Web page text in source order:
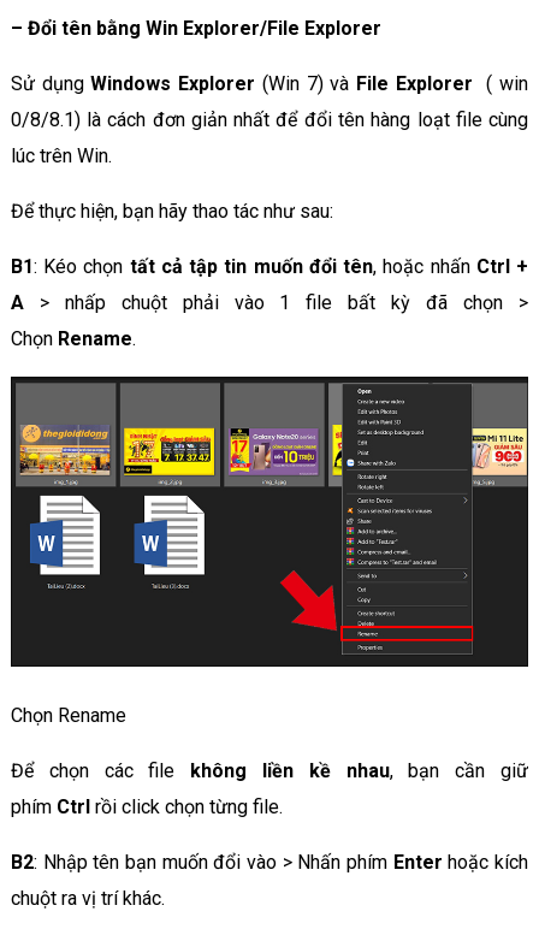
– Đổi tên bằng Win Explorer/File Explorer
Sử dụngWindows Explorer (Win 7) và File Explorer
( win
0/8/8.1) là cách đơn giản nhất để đổi tên hàng loạt file cùng
lúc trên Win.
Để thực hiện, bạn hãy thao tác như sau:
B1: Kéo chọn tất cả tập tin muốn đổi tên, hoặc nhấn Ctrl +
A> nhấp chuột phải vào 1 file bất kỳ đã chọn >
Chọn Rename.
Chọn Rename
Để chọn các file không liền kề nhau, bạn cần giữ
phím Ctrl rồi click chọn từng file.
B2: Nhập tên bạn muốn đổi vào > Nhấn phím Enter hoặc kích
chuột ra vị trí khác.